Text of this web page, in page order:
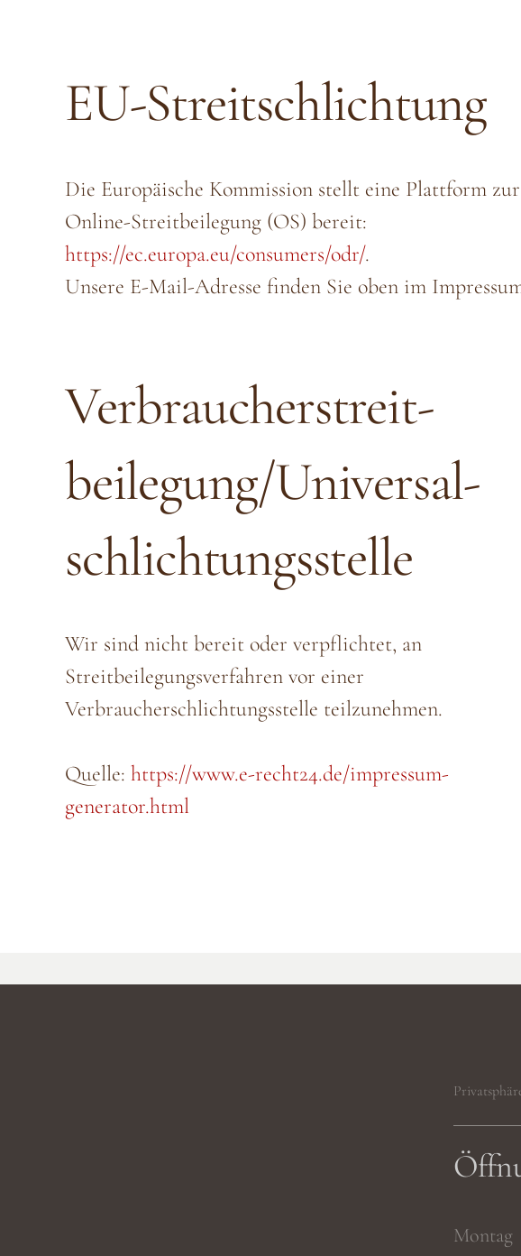
EU-Streitschlichtung
Die Europäische Kommission stellt eine Plattform zur
Online-Streitbeilegung (OS) bereit:
https://ec.europa.eu/consumers/odr/.
Unsere E-Mail-Adresse finden Sie oben im
Verbraucher­streit­
beilegung/Universal­
schlichtungs­stelle
Wir sind nicht bereit oder verpflichtet, an
Streitbeilegungsverfahren vor einer
Verbraucherschlichtungsstelle teilzunehmen.
Quelle: https://www.e-recht24.de/impressum-
generator.html
Montag